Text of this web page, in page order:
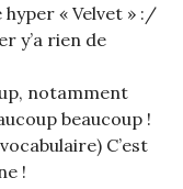
hyper « Velvet » :/
y’a rien de
notamment
beaucoup !
C’est
!